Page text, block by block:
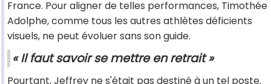
France. Pour aligner de telles performances, Timothée
Adolphe, comme tous les autres athlètes déficients
visuels, ne peut évoluer sans son guide.
« Il faut savoir se mettre en retrait »
Pourtant, Jeffrey ne s'était pas destiné à un tel poste.